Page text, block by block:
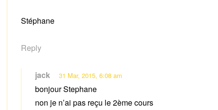
Stéphane
Reply
jack 31 Mar, 2015, 6:08 am
bonjour Stephane
non je n’ai pas reçu le 2ème cours